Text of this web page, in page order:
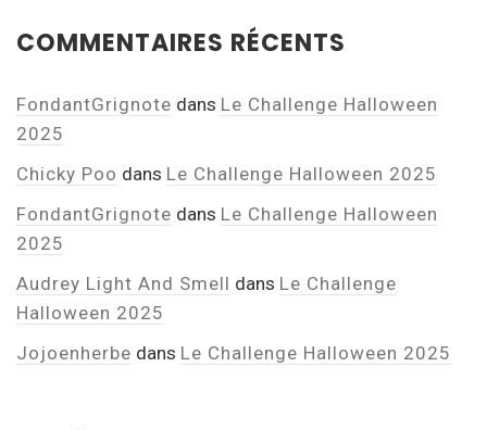
COMMENTAIRES RÉCENTS
FondantGrignote dans Le Challenge Halloween
2025
Chicky Poo dans Le Challenge Halloween 2025
FondantGrignote dans Le Challenge Halloween
2025
Audrey Light And Smell dans Le Challenge
Halloween 2025
Jojoenherbe dans Le Challenge Halloween 2025